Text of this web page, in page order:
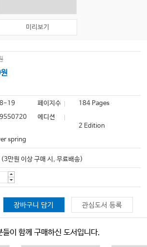
미리보기
19 페이지수
184 Pages
에디션
2 Edition
spring
만원 이상 구매 시, 무료배송)
장바구니 담기 관심도서 등록
이 함께 구매하신 도서입니다.